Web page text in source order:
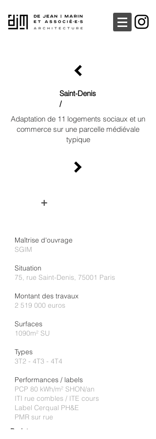
Saint-Denis
/
​​Adaptation de 11 logements sociaux et un
commerce sur une parcelle médiévale
typique
+
Maîtrise d'ouvrage
SGIM
Situation
75, rue Saint-Denis, 75001 Paris
Montant des travaux
2 519 000 euros
Surfaces
1090m² SU
Types
3T2 - 4T3 - 4T4
Performances / labels
PCP 80 kWh/m² SHON/an
ITI rue combles / ITE cours
Label Cerqual PH&E
PMR sur rue
Projet